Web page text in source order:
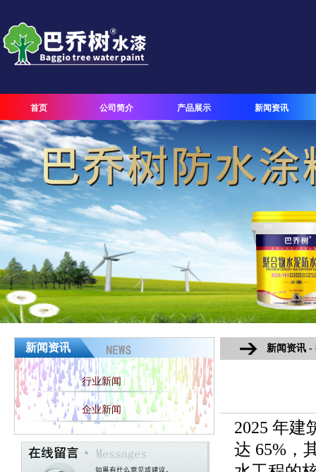
首页 公司简介 产品展示 新闻资讯
新闻资讯
行业新闻
企业新闻
新闻资讯 -
2025 年建
达 65%，